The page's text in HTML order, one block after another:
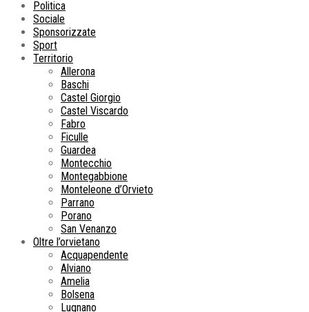
Politica
Sociale
Sponsorizzate
Sport
Territorio
Allerona
Baschi
Castel Giorgio
Castel Viscardo
Fabro
Ficulle
Guardea
Montecchio
Montegabbione
Monteleone d’Orvieto
Parrano
Porano
San Venanzo
Oltre l’orvietano
Acquapendente
Alviano
Amelia
Bolsena
Lugnano